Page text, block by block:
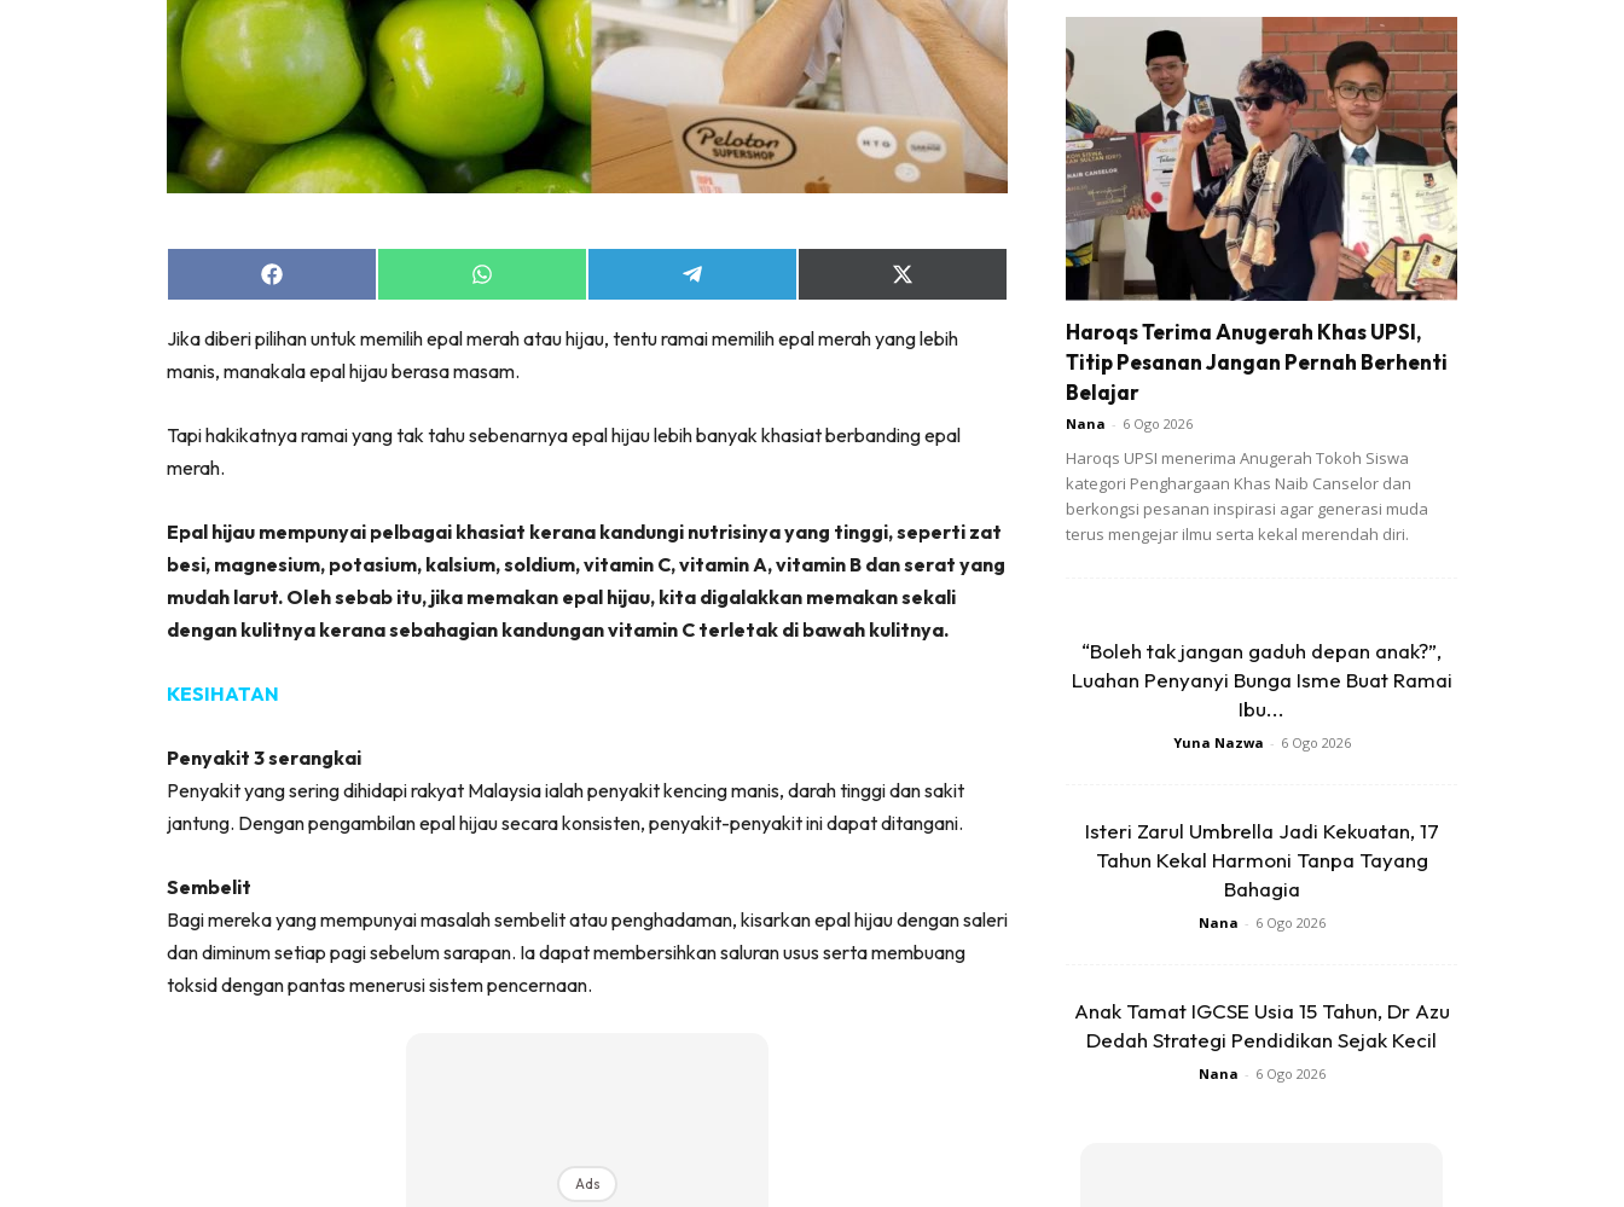
Share
on
Share
on
Share
on
Share
on
(Twitter)
Jika diberi pilihan untuk memilih epal merah atau hijau, tentu ramai memilih epal merah yang lebih
manis, manakala epal hijau berasa masam.
Tapi hakikatnya ramai yang tak tahu sebenarnya epal hijau lebih banyak khasiat berbanding epal
merah.
Epal hijau mempunyai pelbagai khasiat kerana kandungi nutrisinya yang tinggi, seperti zat
besi, magnesium, potasium, kalsium, soldium, vitamin C, vitamin A, vitamin B dan serat yang
mudah larut. Oleh sebab itu, jika memakan epal hijau, kita digalakkan memakan sekali
dengan kulitnya kerana sebahagian kandungan vitamin C terletak di bawah kulitnya.
KESIHATAN
Penyakit 3 serangkai
Penyakit yang sering dihidapi rakyat Malaysia ialah penyakit kencing manis, darah tinggi dan sakit
jantung. Dengan pengambilan epal hijau secara konsisten, penyakit-penyakit ini dapat ditangani.
Sembelit
Bagi mereka yang mempunyai masalah sembelit atau penghadaman, kisarkan epal hijau dengan saleri
dan diminum setiap pagi sebelum sarapan. Ia dapat membersihkan saluran usus serta membuang
toksid dengan pantas menerusi sistem pencernaan.
Ads
Haroqs Terima Anugerah Khas UPSI,
Titip Pesanan Jangan Pernah Berhenti
Belajar
Nana - 6 Ogo 2026
Haroqs UPSI menerima Anugerah Tokoh Siswa
kategori Penghargaan Khas Naib Canselor dan
berkongsi pesanan inspirasi agar generasi muda
terus mengejar ilmu serta kekal merendah diri.
“Boleh tak jangan gaduh depan anak?”,
Luahan Penyanyi Bunga Isme Buat Ramai
Ibu...
Yuna Nazwa - 6 Ogo 2026
Isteri Zarul Umbrella Jadi Kekuatan, 17
Tahun Kekal Harmoni Tanpa Tayang
Bahagia
Nana - 6 Ogo 2026
Anak Tamat IGCSE Usia 15 Tahun, Dr Azu
Dedah Strategi Pendidikan Sejak Kecil
Nana - 6 Ogo 2026